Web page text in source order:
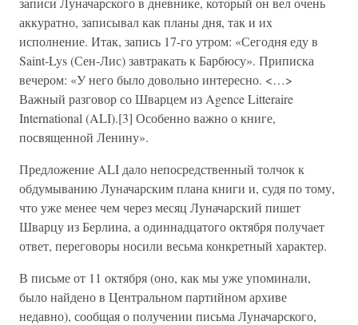
аккуратно, записывал как планы дня, так и их
исполнение. Итак, запись 17-го утром: «Сегодня еду в
Saint-Lys (Сен-Лис) завтракать к Барбюсу». Приписка
вечером: «У него было довольно интересно. <…>
Важный разговор со Шварцем из Agence Litteraire
International (ALI).[3] Особенно важно о книге,
посвященной Ленину».
Предложение ALI дало непосредственный толчок к
обдумыванию Луначарским плана книги и, судя по тому,
что уже менее чем через месяц Луначарский пишет
Шварцу из Берлина, а одиннадцатого октября получает
ответ, переговоры носили весьма конкретный характер.
В письме от 11 октября (оно, как мы уже упоминали,
было найдено в Центральном партийном архиве
недавно), сообщая о получении письма Луначарского,